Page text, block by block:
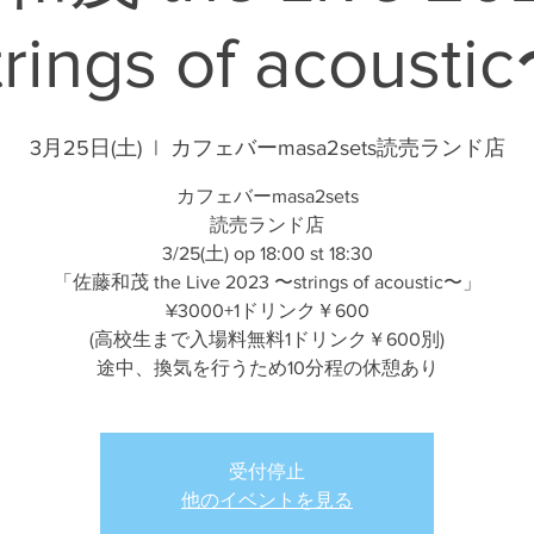
of acoustic
3月25日(土)
  |
カフェバーmasa2sets読売ランド店
カフェバーmasa2sets
読売ランド店
3/25(土) op 18:00 st 18:30
「佐藤和茂 the Live 2023 〜strings of acoustic〜」
¥3000+1ドリンク￥600
(高校生まで入場料無料1ドリンク￥600別)
途中、換気を行うため10分程の休憩あり
受付停止
他のイベントを見る